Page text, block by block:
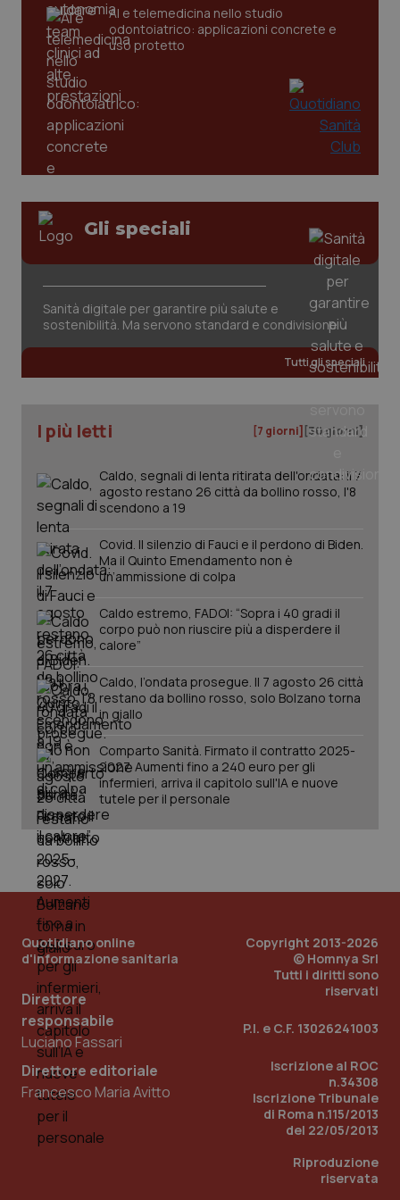
AI e telemedicina nello studio
odontoiatrico: applicazioni concrete e
uso protetto
Gli speciali
Sanità digitale per garantire più salute e
sostenibilità. Ma servono standard e condivisione
Tutti gli speciali
I più letti [7 giorni] [30 giorni]
Caldo, segnali di lenta ritirata dell'ondata: il 7
agosto restano 26 città da bollino rosso, l'8
scendono a 19
Covid. Il silenzio di Fauci e il perdono di Biden.
Ma il Quinto Emendamento non è
un’ammissione di colpa
Caldo estremo, FADOI: “Sopra i 40 gradi il
corpo può non riuscire più a disperdere il
calore”
Caldo, l’ondata prosegue. Il 7 agosto 26 città
restano da bollino rosso, solo Bolzano torna
in giallo
Comparto Sanità. Firmato il contratto 2025-
2027. Aumenti fino a 240 euro per gli
infermieri, arriva il capitolo sull'IA e nuove
tutele per il personale
Quotidiano online
d'informazione sanitaria
Direttore
responsabile
Luciano Fassari
Direttore editoriale
Francesco Maria Avitto
Copyright 2013-2026
© Homnya Srl
Tutti i diritti sono
riservati
P.I. e C.F. 13026241003
Iscrizione al ROC
n.34308
Iscrizione Tribunale
di Roma n.115/2013
del 22/05/2013
Riproduzione
riservata
tracking-sites-ironfish-
www.quotidianosanita.it
session-id
_ga
Google LLC
PHPSESSID
www.quotidianosanita.it